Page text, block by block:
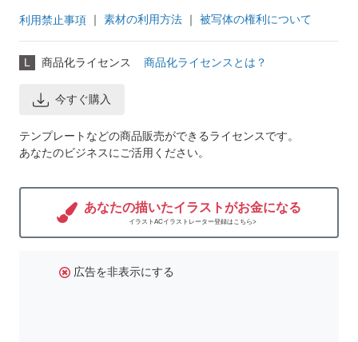
利用禁止事項 ｜ 素材の利用方法 ｜ 被写体の権利について
L 商品化ライセンス 商品化ライセンスとは？
今すぐ購入
テンプレートなどの商品販売ができるライセンスです。
あなたのビジネスにご活用ください。
あなたの描いたイラストがお金になる
イラストACイラストレーター登録はこちら>
広告を非表示にする